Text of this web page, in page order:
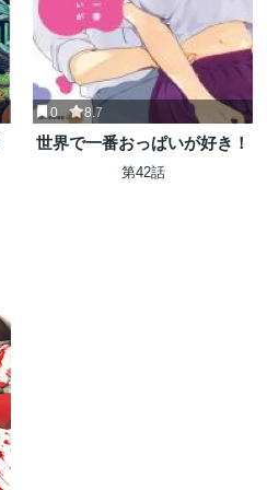
0 8.7
世界で一番おっぱいが好き！
第42話